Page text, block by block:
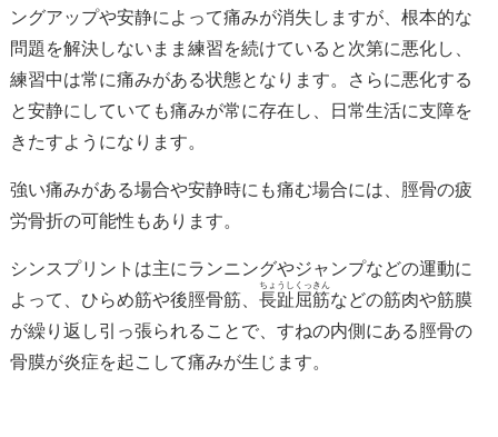
ングアップや安静によって痛みが消失しますが、根本的な
問題を解決しないまま練習を続けていると次第に悪化し、
練習中は常に痛みがある状態となります。さらに悪化する
と安静にしていても痛みが常に存在し、日常生活に支障を
きたすようになります。
強い痛みがある場合や安静時にも痛む場合には、脛骨の疲
労骨折の可能性もあります。
シンスプリントは主にランニングやジャンプなどの運動に
よって、ひらめ筋や後脛骨筋、 長趾屈筋
ちょうしくっきん
などの筋肉や筋膜
が繰り返し引っ張られることで、すねの内側にある脛骨の
骨膜が炎症を起こして痛みが生じます。